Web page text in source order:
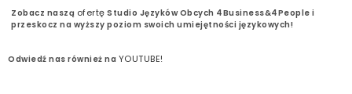
Zobacz naszą ofertę Studio Języków Obcych 4Business&4People i
przeskocz na wyższy poziom swoich umiejętności językowych!
Odwiedź nas również na YOUTUBE!